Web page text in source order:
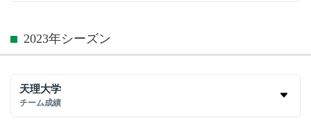
2023年シーズン
天理大学
チーム成績